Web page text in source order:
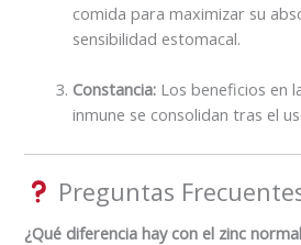
comida para maximizar su
sensibilidad estomacal.
Constancia: Los beneficios en
inmune se consolidan tras el
Preguntas
¿Qué diferencia hay con el zinc